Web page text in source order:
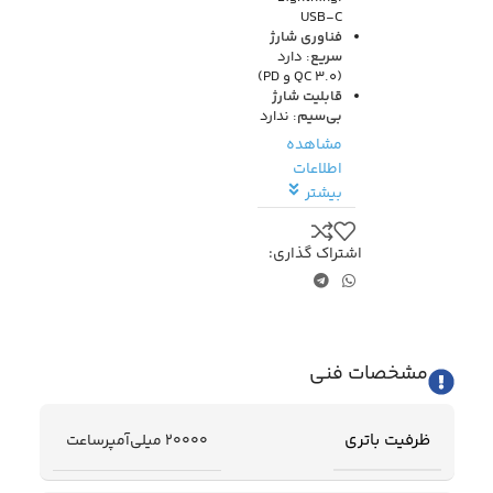
USB-C
فناوری شارژ
سریع: دارد
(QC 3.0 و PD)
قابلیت شارژ
بی‌سیم: ندارد
مشاهده
اطلاعات
بیشتر
اشتراک گذاری:
مشخصات فنی
ظرفیت باتری 20000 میلی‌آمپرساعت